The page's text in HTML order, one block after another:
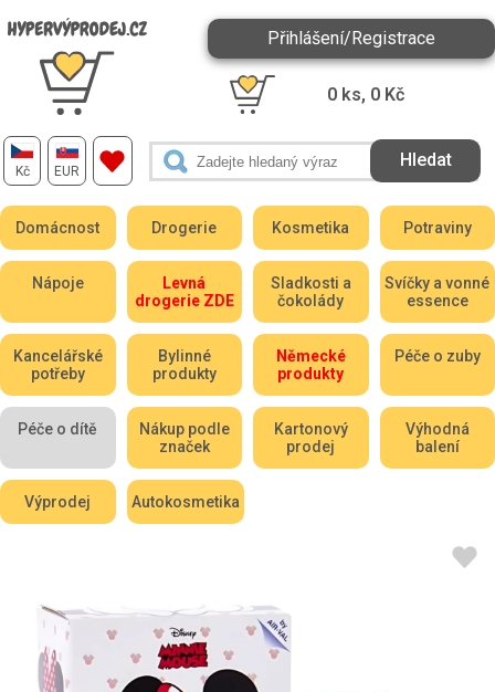
Kč EUR
Přihlášení/Registrace
0 ks, 0 Kč
Domácnost Drogerie Kosmetika Potraviny
Nápoje
Levná
drogerie ZDE
Sladkosti a
čokolády
Svíčky a vonné
essence
Kancelářské
potřeby
Bylinné
produkty
Německé
produkty
Péče o zuby
Péče o dítě
Nákup podle
značek
Kartonový
prodej
Výhodná
balení
Výprodej Autokosmetika